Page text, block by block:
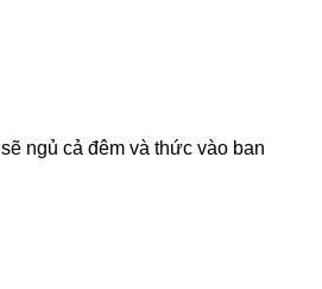
ngủ cả đêm và thức vào ban